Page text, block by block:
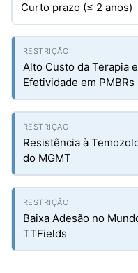
Curto prazo (≤ 2 anos)
Alto Custo da Terapia
Efetividade em PMBRs
Resistência à
do MGMT
Baixa Adesão no
TTFields